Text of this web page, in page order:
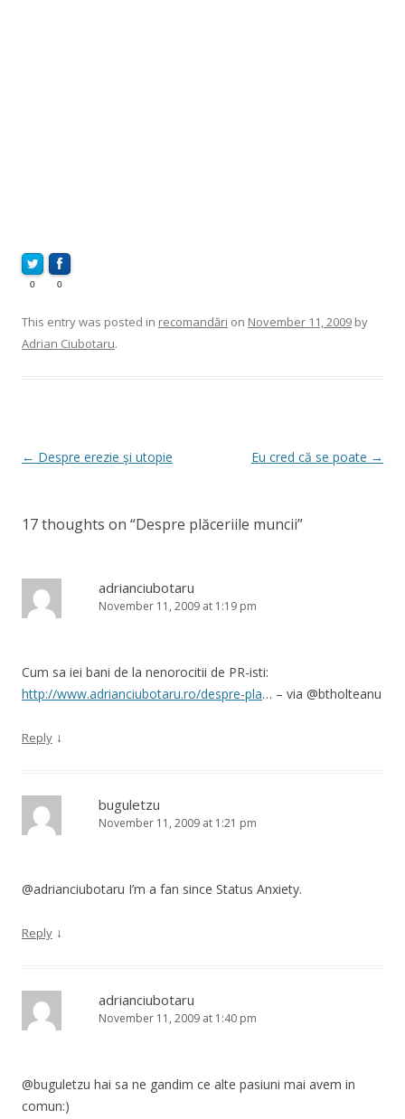
0 0
This entry was posted in recomandări on November 11, 2009 by
Adrian Ciubotaru.
Post
← Despre erezie şi utopie Eu cred că se poate →
17 thoughts on “Despre plăceriile muncii”
adrianciubotaru
November 11, 2009 at 1:19 pm
Cum sa iei bani de la nenorocitii de PR-isti:
http://www.adrianciubotaru.ro/despre-pla… – via @btholteanu
Reply ↓
buguletzu
November 11, 2009 at 1:21 pm
@adrianciubotaru I’m a fan since Status Anxiety.
Reply ↓
adrianciubotaru
November 11, 2009 at 1:40 pm
@buguletzu hai sa ne gandim ce alte pasiuni mai avem in
comun:)